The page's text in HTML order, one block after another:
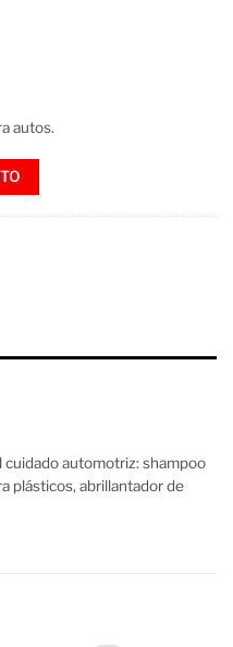
autos.
Gomas 500 mL cantidad
cuidado automotriz: shampoo
plásticos, abrillantador de